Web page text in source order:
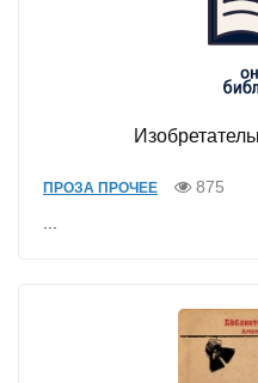
ПРОЗА ПРОЧЕЕ
875